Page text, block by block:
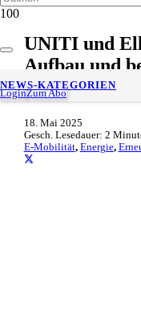
LoginZum Abo
NEWS-KATEGORIEN
UNITI und
Aufbau und
18. Mai 2025
Gesch. Lesedauer: 2
E-Mobilität, Energie,